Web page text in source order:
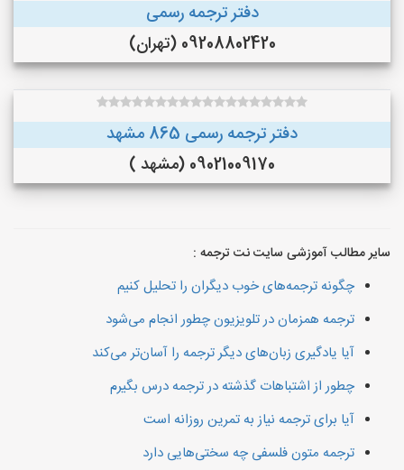
دفتر ترجمه رسمی
09208802420 (تهران)
دفتر ترجمه رسمی 865 مشهد
09021009170 (مشهد )
سایر مطالب آموزشی سایت نت ترجمه :
چگونه ترجمه‌های خوب دیگران را تحلیل کنیم
ترجمه همزمان در تلویزیون چطور انجام می‌شود
آیا یادگیری زبان‌های دیگر ترجمه را آسان‌تر می‌کند
چطور از اشتباهات گذشته در ترجمه درس بگیرم
آیا برای ترجمه نیاز به تمرین روزانه است
ترجمه متون فلسفی چه سختی‌هایی دارد